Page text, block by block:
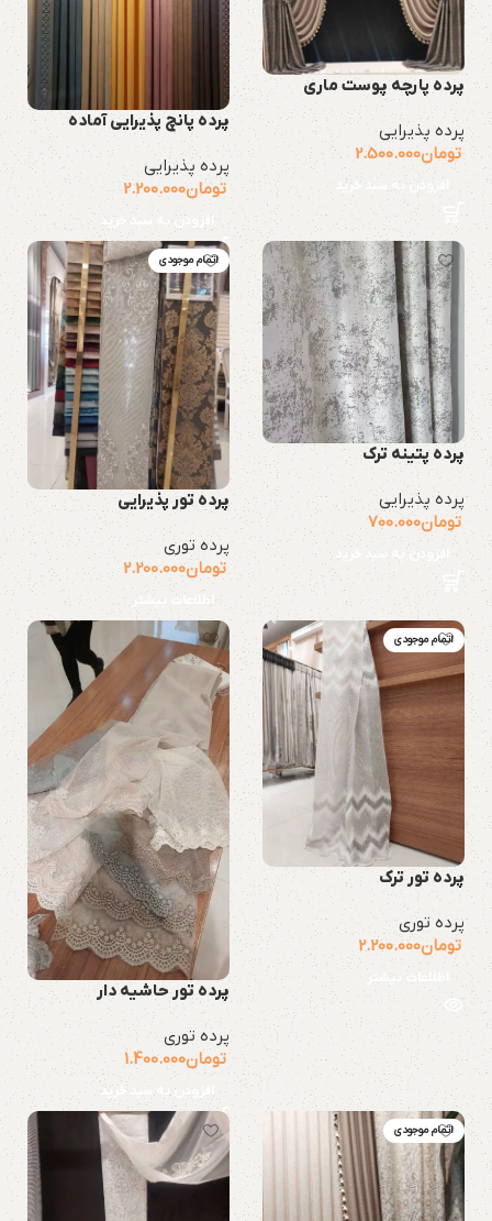
پرده پارچه پوست ماری
پرده پذیرایی
تومان2.500.000
افزودن به سبد خرید
پرده پانچ پذیرایی آماده
پرده پذیرایی
تومان2.200.000
افزودن به سبد خرید
پرده پتینه ترک
پرده پذیرایی
تومان700.000
افزودن به سبد خرید
اتمام موجودی
پرده تور پذیرایی
پرده توری
تومان2.200.000
اطلاعات بیشتر
اتمام موجودی
پرده تور ترک
پرده توری
تومان2.200.000
اطلاعات بیشتر
پرده تور حاشیه دار
پرده توری
تومان1.400.000
افزودن به سبد خرید
اتمام موجودی